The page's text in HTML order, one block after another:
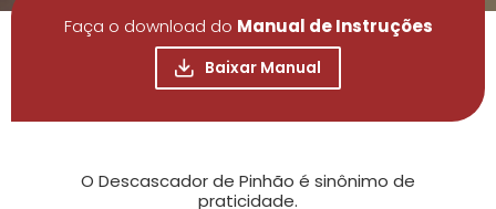
Faça o download do Manual de Instruções
Baixar Manual
O Descascador de Pinhão é sinônimo de
praticidade.